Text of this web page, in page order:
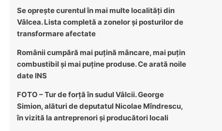
Se oprește curentul în mai multe localități din
Vâlcea. Lista completă a zonelor și posturilor de
transformare afectate
Românii cumpără mai puțină mâncare, mai puțin
combustibil și mai puține produse. Ce arată noile
date INS
FOTO – Tur de forță în sudul Vâlcii. George
Simion, alături de deputatul Nicolae Mîndrescu,
în vizită la antreprenori și producători locali